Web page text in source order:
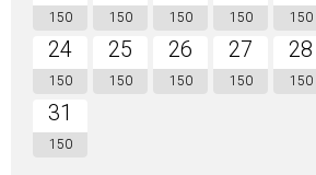
150 150 150 150 150
24
150
25
150
26
150
27
150
28
150
31
150